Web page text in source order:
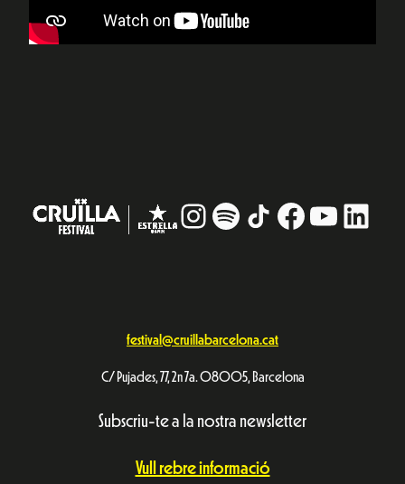
Instagram
# TikTokFacebook
festival@cruillabarcelona.cat
C/ Pujades, 77, 2n 7a. 08005, Barcelona
Subscriu-te a la nostra newsletter
Vull rebre informació